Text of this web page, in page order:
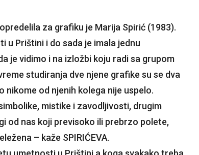
za grafiku je Marija Spirić (1983).
u Prištini i do sada je imala jednu
je vidimo i na izložbi koju radi sa grupom
studiranja dve njene grafike su se dva
od njenih kolega nije uspelo.
mistike i zavodljivosti, drugim
od nas koji previsoko ili prebrzo polete,
– kaže SPIRIĆEVA.